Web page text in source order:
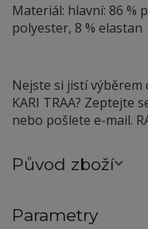
Materiál: hlavní: 86 %
polyester, 8 % elastan
Nejste si jistí výběrem
KARI TRAA? Zeptejte
nebo pošlete e-mail.
Původ zboží
Parametry